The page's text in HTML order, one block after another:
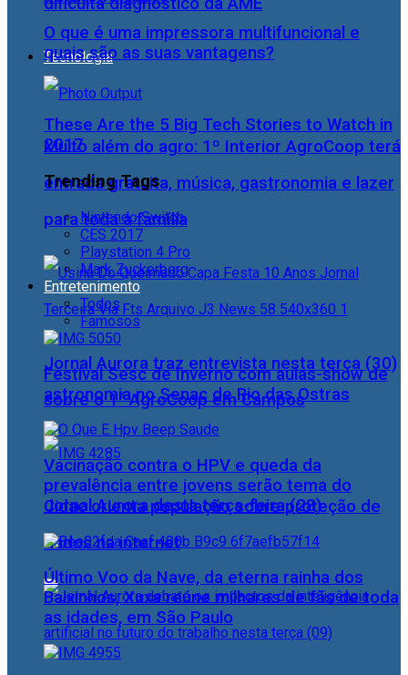
Tecnologia
Muito além do agro: 1º Interior AgroCoop terá
entrada gratuita, música, gastronomia e lazer
para toda a família
Jornal Aurora traz entrevista nesta terça (30)
sobre o 1° AgroCoop em Campos
Cidac orienta população sobre proteção de
dados na internet
O que é uma impressora multifuncional e
quais são as suas vantagens?
These Are the 5 Big Tech Stories to Watch in
2017
Trending Tags
Nintendo Switch
CES 2017
Playstation 4 Pro
Mark Zuckerberg
Entretenimento
Todos
Famosos
Festival Sesc de Inverno com aulas-show de
astronomia no Senac de Rio das Ostras
Vacinação contra o HPV e queda da
prevalência entre jovens serão tema do
Jornal Aurora desta terça-feira (28)
Último Voo da Nave, da eterna rainha dos
Baixinhos, Xuxa reúne milhares de fãs de toda
as idades, em São Paulo